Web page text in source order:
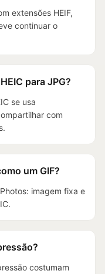
extensões HEIF,
continuar o
para JPG?
se usa
com
um GIF?
imagem fixa e
costumam